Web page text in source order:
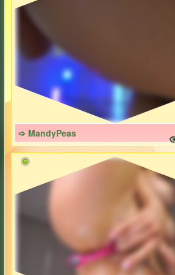
➩ MandyPeas